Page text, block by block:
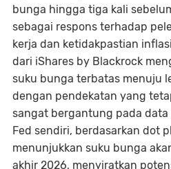
bunga hingga tiga kali
sebagai respons terhadap
kerja dan ketidakpastian
dari iShares by Blackrock
suku bunga terbatas menuju
dengan pendekatan yang
sangat bergantung pada data
Fed sendiri, berdasarkan dot
menunjukkan suku bunga
akhir 2026, menyiratkan